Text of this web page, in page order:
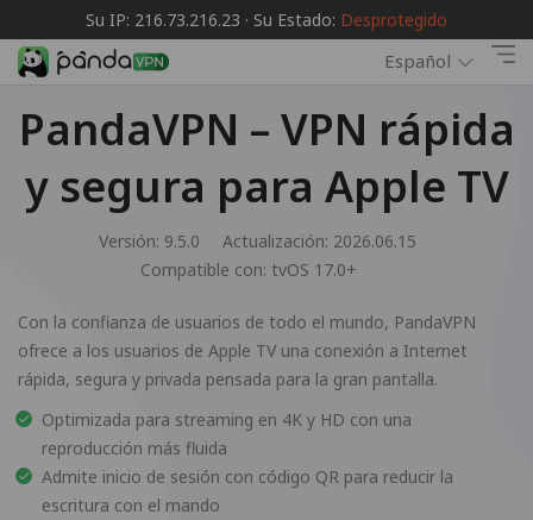
Su IP: 216.73.216.23 · Su Estado: Desprotegido
Español
PandaVPN – VPN rápida
y segura para Apple TV
Versión: 9.5.0
Actualización: 2026.06.15
Compatible con: tvOS 17.0+
Con la confianza de usuarios de todo el mundo, PandaVPN
ofrece a los usuarios de Apple TV una conexión a Internet
rápida, segura y privada pensada para la gran pantalla.
Optimizada para streaming en 4K y HD con una
reproducción más fluida
Admite inicio de sesión con código QR para reducir la
escritura con el mando